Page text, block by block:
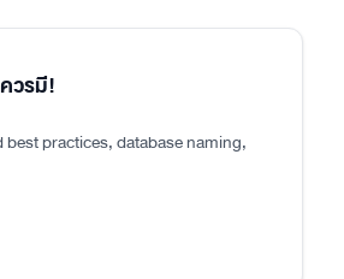
วรมี!
practices, database naming,